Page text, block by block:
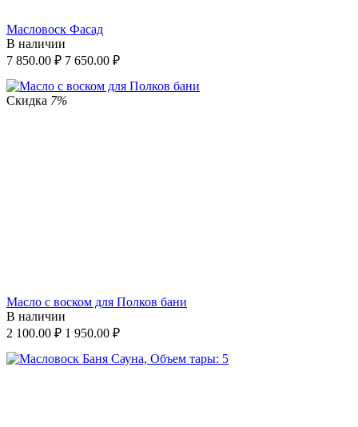
Масловоск Фасад
В наличии
7 850.00 ₽ 7 650.00 ₽
Скидка 7%
Масло с воском для Полков бани
В наличии
2 100.00 ₽ 1 950.00 ₽